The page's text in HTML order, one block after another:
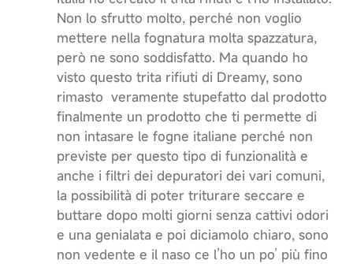
Non lo sfrutto molto, perché non voglio
mettere nella fognatura molta spazzatura,
però ne sono soddisfatto. Ma quando ho
visto questo trita rifiuti di Dreamy, sono
rimasto veramente stupefatto dal prodotto
finalmente un prodotto che ti permette di
non intasare le fogne italiane perché non
previste per questo tipo di funzionalità e
anche i filtri dei depuratori dei vari comuni,
la possibilità di poter triturare seccare e
buttare dopo molti giorni senza cattivi odori
e una genialata e poi diciamolo chiaro, sono
non vedente e il naso ce l’ho un po’ più fino